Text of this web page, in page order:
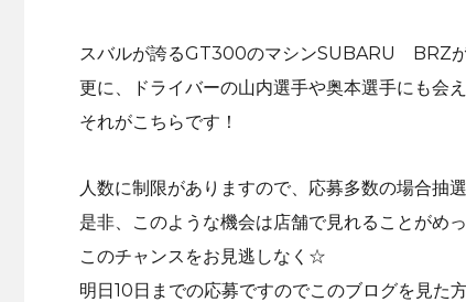
スバルが誇るGT300のマシンSUBARU BRZが
更に、ドライバーの山内選手や奥本選手にも会
それがこちらです！
人数に制限がありますので、応募多数の場合抽選
是非、このような機会は店舗で見れることがめ
このチャンスをお見逃しなく☆
明日10日までの応募ですのでこのブログを見た